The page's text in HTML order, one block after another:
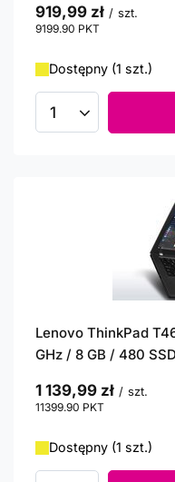
919,99 zł / szt.
9199.90 PKT
Dostępny (1 szt.)
Ilość produktów
Lenovo ThinkPad
GHz / 8 GB / 480
1 139,99 zł / szt.
11399.90 PKT
Dostępny (1 szt.)